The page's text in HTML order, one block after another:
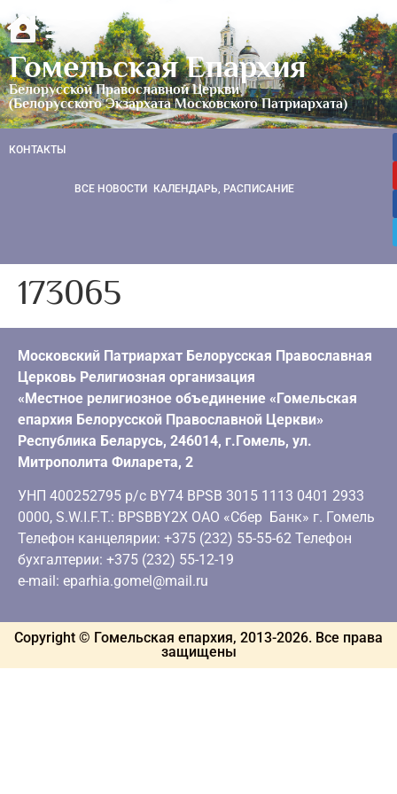
Гомельская Епархия
Белорусской Православной Церкви
(Белорусского Экзархата Московского Патриархата)
КОНТАКТЫ
ВСЕ НОВОСТИ КАЛЕНДАРЬ, РАСПИСАНИЕ
173065
Московский Патриархат Белорусская Православная
Церковь Религиозная организация
«Местное религиозное объединение «Гомельская
епархия Белорусской Православной Церкви»
Республика Беларусь, 246014, г.Гомель, ул.
Митрополита Филарета, 2
УНП 400252795 р/с BY74 BPSB 3015 1113 0401 2933
0000, S.W.I.F.T.: BPSBBY2X ОАО «Сбер Банк» г. Гомель
Телефон канцелярии: +375 (232) 55-55-62 Телефон
бухгалтерии: +375 (232) 55-12-19
e-mail: eparhia.gomel@mail.ru
Copyright © Гомельская епархия, 2013-2026. Все права
защищены